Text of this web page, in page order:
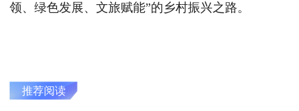
领、绿色发展、文旅赋能”的乡村振兴之路。
推荐阅读